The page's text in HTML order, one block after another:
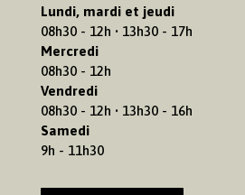
Lundi, mardi et jeudi
08h30 - 12h • 13h30 - 17h
Mercredi
08h30 - 12h
Vendredi
08h30 - 12h • 13h30 - 16h
Samedi
9h - 11h30